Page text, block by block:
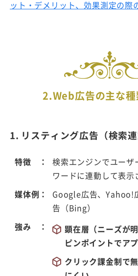
ット・デメリット、効果測定の際
2.Web広告の主な
1. リスティング広告（検索連
特徴
検索エンジンでユーザ
ワードに連動して表示
媒体例
Google広告、Yahoo!
告（Bing）
強み
顕在層（ニーズが
ピンポイントでア
クリック課金制で